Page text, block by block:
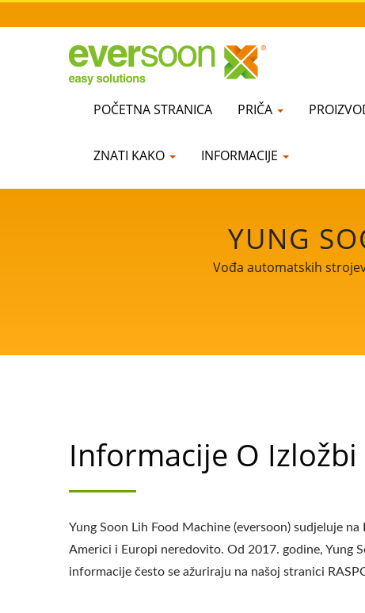
POČETNA STRANICA PRIČA
ZNATI KAKO INFORMACIJE
YUNG
Vođa automatskih
Informacije O Izložbi
Yung Soon Lih Food Machine (eversoon) sudjeluje
Americi i Europi neredovito. Od 2017. godine, Yung
informacije često se ažuriraju na našoj stranici